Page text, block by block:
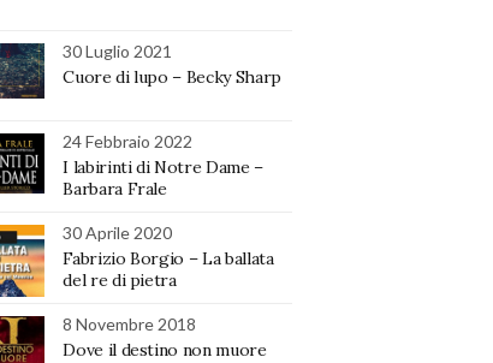
30 Luglio 2021
Cuore di lupo – Becky Sharp
24 Febbraio 2022
I labirinti di Notre Dame –
Barbara Frale
30 Aprile 2020
Fabrizio Borgio – La ballata
del re di pietra
8 Novembre 2018
Dove il destino non muore